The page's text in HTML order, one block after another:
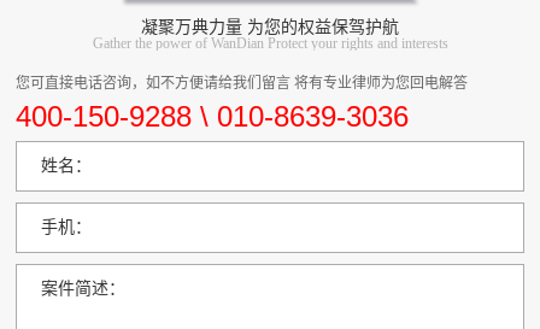
凝聚万典力量 为您的权益保驾护航
Gather the power of WanDian Protect your rights and interests
您可直接电话咨询，如不方便请给我们留言 将有专业律师为您回电解答
400-150-9288 \ 010-8639-3036
姓名：
手机：
案件简述：